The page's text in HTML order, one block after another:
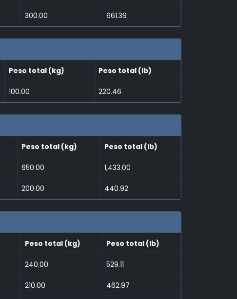
300.00 661.39
Peso total (kg) Peso total (lb)
100.00 220.46
Peso total (kg) Peso total (lb)
650.00 1,433.00
200.00 440.92
Peso total (kg) Peso total (lb)
240.00 529.11
210.00 462.97